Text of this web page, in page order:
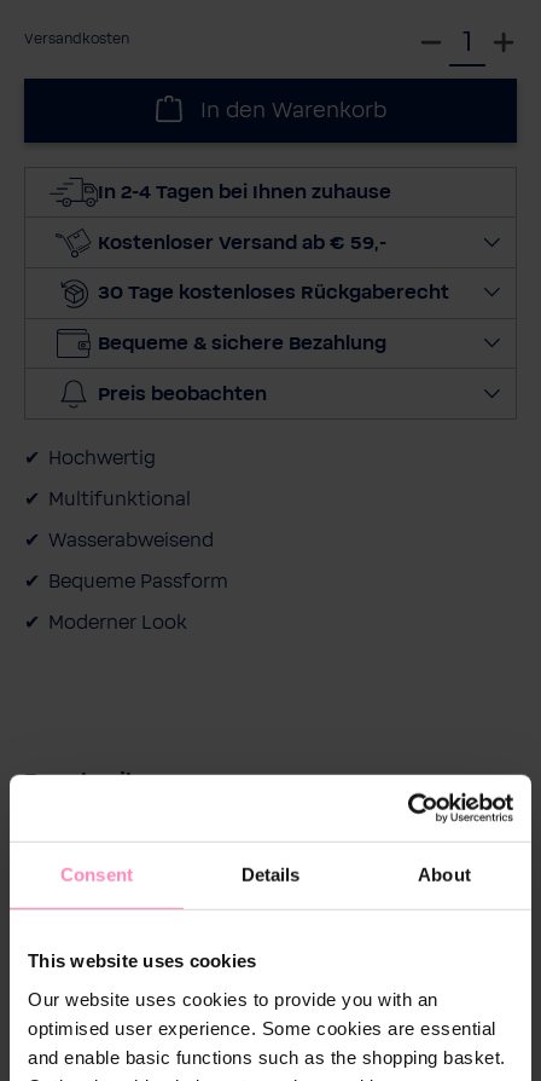
Consent Details About
This website uses cookies
Our website uses cookies to provide you with an
optimised user experience. Some cookies are essential
and enable basic functions such as the shopping basket.
Versandkosten
W
e
e
e
g
In den Warenkorb
In 2-4 Tagen bei Ihnen zuhause
Kostenloser Versand ab € 59,-
30 Tage kostenloses Rückgaberecht
Bequeme & sichere Bezahlung
Preis beobachten
Hochwertig
Multifunktional
Wasserabweisend
Bequeme Passform
Moderner Look
Beschreibung
professionelle Skispringer und Ski Rennfahrer
entwickelt wurde. Doch seine Qualitäten machen ihn
Skifahrer, Wakeboarder, Windsurfer, Segler und mehr.
Dieser multifunktionale Mantel schützt zuverlässig
vor Wind sowie Nässe. Das wasserabweisende